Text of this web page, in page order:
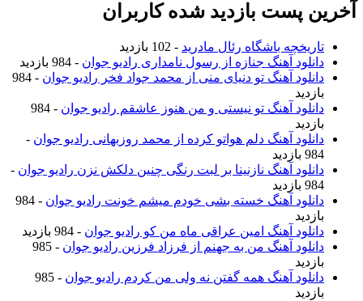
آخرین پست بازدید شده کاربران
تاریخچه باشگاه رئال مادرید - 102 بازدید
دانلود آهنگ جنازه از رسول نامداری رادیو جوان - 984 بازدید
دانلود آهنگ تو دنیای منی از محمد جواد فخر رادیو جوان
- 984
بازدید
دانلود آهنگ تو نیستی و من هنوز عاشقم رادیو جوان
- 984
بازدید
دانلود آهنگ دلم هواتو کرده از محمد روزبهانی رادیو جوان -
984 بازدید
دانلود آهنگ نازنینا بر لبت رنگی چنین دلکش نزن رادیو جوان -
984 بازدید
دانلود آهنگ خسته بشی خودم میشم خونت رادیو جوان
- 984
بازدید
دانلود آهنگ امین عراقی ماه من کو رادیو جوان - 984 بازدید
دانلود آهنگ من به جهنم از فرزاد فرزین رادیو جوان
- 985
بازدید
دانلود آهنگ همه گفتن نه ولی من کردم رادیو جوان
- 985
بازدید